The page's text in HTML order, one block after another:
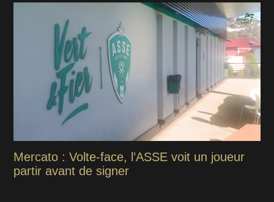
Mercato : Volte-face, l’ASSE voit un joueur
partir avant de signer